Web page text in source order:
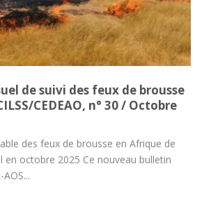
de suivi des feux de brousse
CEDEAО, n° 30 / Octobre
des feux de brousse en Afrique de
en octobre 2025 Ce nouveau bulletin
AOS...